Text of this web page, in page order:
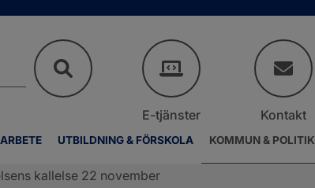
UTBILDNING & FÖRSKOLA KOMMUN & POLITIK
E-tjänster Kontakt
kallelse 22 november